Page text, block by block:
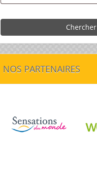
Chercher
NOS PARTENAIRES